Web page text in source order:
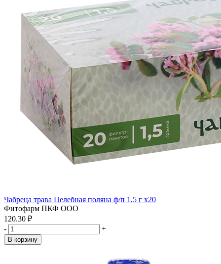
Чабреца трава Целебная поляна ф/п 1,5 г x20
Фитофарм ПКФ ООО
120.30 ₽
-
+
В корзину